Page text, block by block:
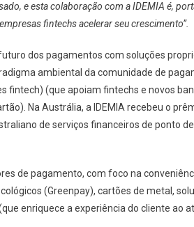
e esta colaboração com a IDEMIA é,
fintechs acelerar seu crescimento”.
dos pagamentos com soluções
ambiental da comunidade de
fintech) (que apoiam fintechs e novos
Na Austrália, a IDEMIA recebeu o
de serviços financeiros de ponto
de pagamento, com foco na
(Greenpay), cartões de metal,
enriquece a experiência do cliente ao